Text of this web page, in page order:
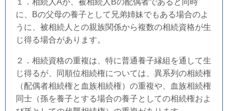
１．相続人Aが、被相続人Bの配偶者であると同時
に、Bの父母の養子として兄弟姉妹でもある場合のよ
うに、被相続人との親族関係から複数の相続資格が生
じ得る場合があります。
２．相続資格の重複は、特に普通養子縁組を通して生
じ得るが、同順位相続権については、異系列の相続権
（配偶者相続権と血族相続権）の重複や、血族相続権
同士（孫を養子とする場合の養子としての相続権およ